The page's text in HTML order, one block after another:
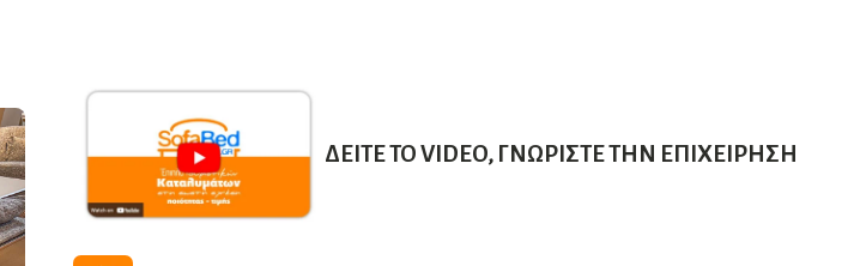
ΔΕΊΤΕ ΤΟ VIDEO, ΓΝΩΡΊΣΤΕ ΤΗΝ ΕΠΙΧΕΊΡΗΣΗ